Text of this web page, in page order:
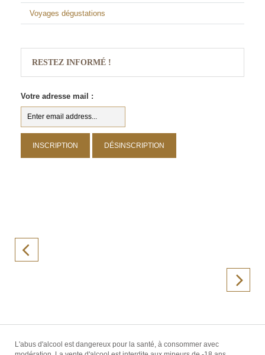
Voyages dégustations
RESTEZ INFORMÉ !
Votre adresse mail :
L'abus d'alcool est dangereux pour la santé, à consommer avec